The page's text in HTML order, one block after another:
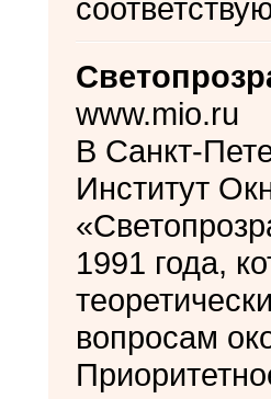
www.mio.ru
В Санкт-
Институт
1991 года,
вопросам